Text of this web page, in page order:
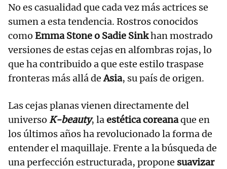
No es casualidad que cada vez más actrices se
sumen a esta tendencia. Rostros conocidos
como Emma Stone o Sadie Sinkhan mostrado
versiones de estas cejas en alfombras rojas, lo
que ha contribuido a que este estilo traspase
fronteras más allá deAsia, su país de origen.
Las cejas planas vienen directamente del
universo K-beauty, laestética coreanaque en
los últimos años ha revolucionado la forma de
entender el maquillaje. Frente a la búsqueda de
una perfección estructurada, propone suavizar